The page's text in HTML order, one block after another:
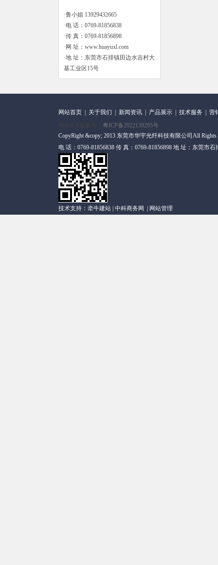
·鲁小姐 13929432665
·电 话：0769-81856838
·传 真：0769-81856898
·网 址：www.huayuxl.com
·地 址：东莞市石排镇田边水吉村大
基工业区15号
网站首页 关于我们 新闻资讯 产品展示 技术服务
营
粤ICP备2022139295号
CopyRight &copy; 2013 东莞市华宇光纤科技有限公司All
电 话：0769-81856838 传 真：0769-81856898 地 址：东莞市
技术支持： 牵牛建站 中科商务网 网站管理